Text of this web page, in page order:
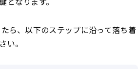
ら、以下のステップに沿って落ち着
い。